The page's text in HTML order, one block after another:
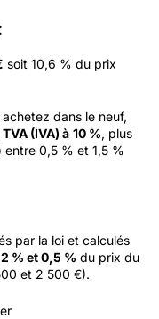
soit 10,6 % du prix
dans le neuf,
(IVA) à 10 %, plus
entre 0,5 % et 1,5 %
par la loi et calculés
% et 0,5 % du prix du
et 2 500 €).